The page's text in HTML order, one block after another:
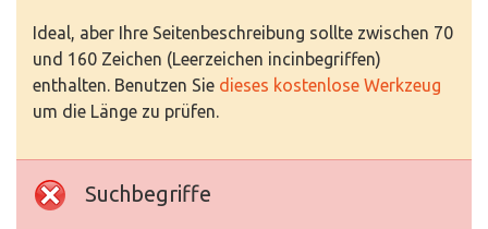
Ideal, aber Ihre Seitenbeschreibung sollte zwischen 70
und 160 Zeichen (Leerzeichen incinbegriffen)
enthalten. Benutzen Sie dieses kostenlose Werkzeug
um die Länge zu prüfen.
Suchbegriffe